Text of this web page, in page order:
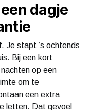
dagje
Je stapt ’s ochtends
Bij een kort
op een
om te
een extra
letten. Dat gevoel